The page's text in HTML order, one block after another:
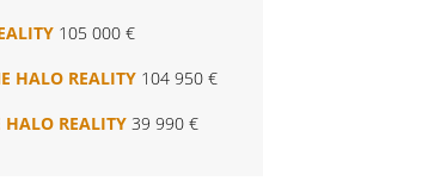
105 000 €
HALO REALITY 104 950 €
REALITY 39 990 €